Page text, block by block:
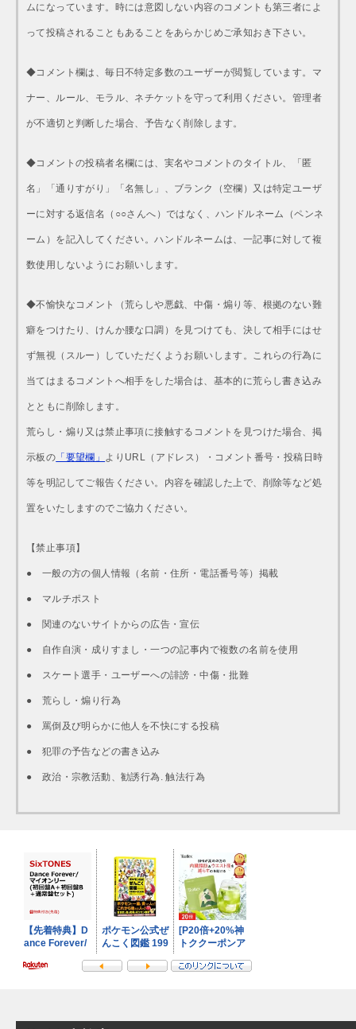
ムになっています。時には意図しない内容のコメントも第三者によ
って投稿されることもあることをあらかじめご承知おき下さい。
◆コメント欄は、毎日不特定多数のユーザーが閲覧しています。マ
ナー、ルール、モラル、ネチケットを守って利用ください。管理者
が不適切と判断した場合、予告なく削除します。
◆コメントの投稿者名欄には、実名やコメントのタイトル、「匿
名」「通りすがり」「名無し」、ブランク（空欄）又は特定ユーザ
ーに対する返信名（○○さんへ）ではなく、ハンドルネーム（ペンネ
ーム）を記入してください。ハンドルネームは、一記事に対して複
数使用しないようにお願いします。
◆不愉快なコメント（荒らしや悪戯、中傷・煽り等、根拠のない難
癖をつけたり、けんか腰な口調）を見つけても、決して相手にはせ
ず無視（スルー）していただくようお願いします。これらの行為に
当てはまるコメントへ相手をした場合は、基本的に荒らし書き込み
とともに削除します。
荒らし・煽り又は禁止事項に接触するコメントを見つけた場合、掲
示板の 「要望欄」 よりURL（アドレス）・コメント番号・投稿日時
等を明記してご報告ください。内容を確認した上で、削除等など処
置をいたしますのでご協力ください。
【禁止事項】
● 一般の方の個人情報（名前・住所・電話番号等）掲載
● マルチポスト
● 関連のないサイトからの広告・宣伝
● 自作自演・成りすまし・一つの記事内で複数の名前を使用
● スケート選手・ユーザーへの誹謗・中傷・批難
● 荒らし・煽り行為
● 罵倒及び明らかに他人を不快にする投稿
● 犯罪の予告などの書き込み
● 政治・宗教活動、勧誘行為. 触法行為